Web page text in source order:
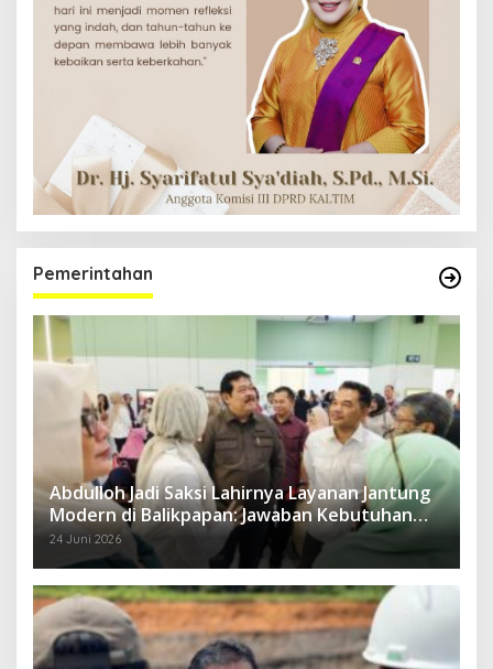
Pemerintahan
Abdulloh Jadi Saksi Lahirnya Layanan Jantung
Modern di Balikpapan: Jawaban Kebutuhan
Rakyat
24 Juni 2026